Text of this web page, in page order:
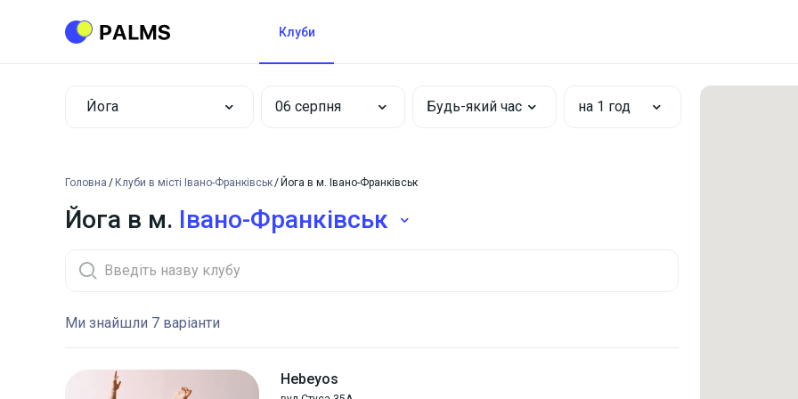
Клуби
Йога Будь-який час на 1 год
Головна Клуби в місті Івано-Франківськ Йога в м. Івано-Франківськ
Йога в м. Івано-Франківськ
Ми знайшли 7 варіанти
Hebeyos